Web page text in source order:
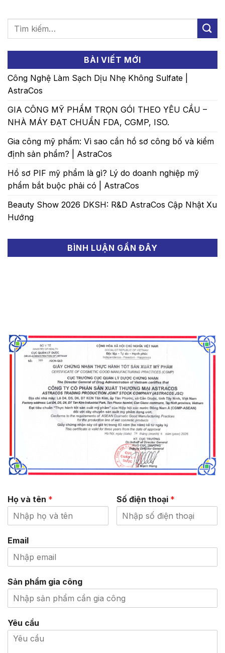
BÀI VIẾT MỚI
Công Nghệ Làm Sạch Dịu Nhẹ Không Sulfate |
AstraCos
GIA CÔNG MỸ PHẨM TRỌN GÓI THEO YÊU CẦU –
NHÀ MÁY ĐẠT CHUẨN FDA, CGMP, ISO.
Gia công mỹ phẩm: Vì sao cần hồ sơ công bố và kiểm
định sản phẩm? | AstraCos
Hồ sơ PIF mỹ phẩm là gì? Lý do doanh nghiệp mỹ
phẩm bắt buộc phải có | AstraCos
Beauty Show 2026 DKSH: R&D AstraCos Cập Nhật Xu
Hướng
BÌNH LUẬN GẦN ĐÂY
Họ và tên * Số điện thoại *
Email
Sản phẩm gia công
Yêu cầu